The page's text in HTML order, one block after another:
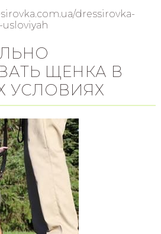
dressirovka-
ЩЕНКА В
УСЛОВИЯХ